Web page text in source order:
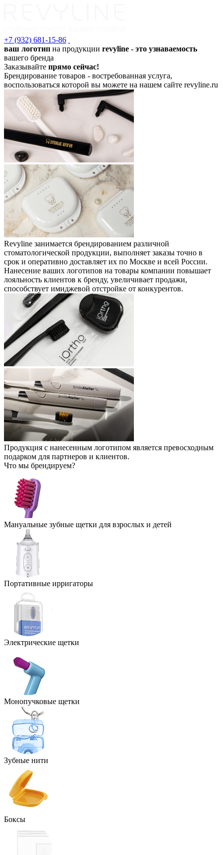
+7 (932) 681-15-86
ваш логотип на продукции revyline - это узнаваемость
вашего бренда
Заказывайте прямо сейчас!
Брендирование товаров - востребованная услуга,
воспользоваться которой вы можете на нашем сайте revyline.ru
Revyline занимается брендированием различной
стоматологической продукции, выполняет заказы точно в
срок и оперативно доставляет их по Москве и всей России.
Нанесение ваших логотипов на товары компании повышает
лояльность клиентов к бренду, увеличивает продажи,
способствует имиджевой отстройке от конкурентов.
Продукция с нанесенным логотипом является превосходным
подарком для партнеров и клиентов.
Что мы брендируем?
Мануальные зубные щетки для взрослых и детей
Портативные ирригаторы
Электрические щетки
Монопучковые щетки
Зубные нити
Боксы